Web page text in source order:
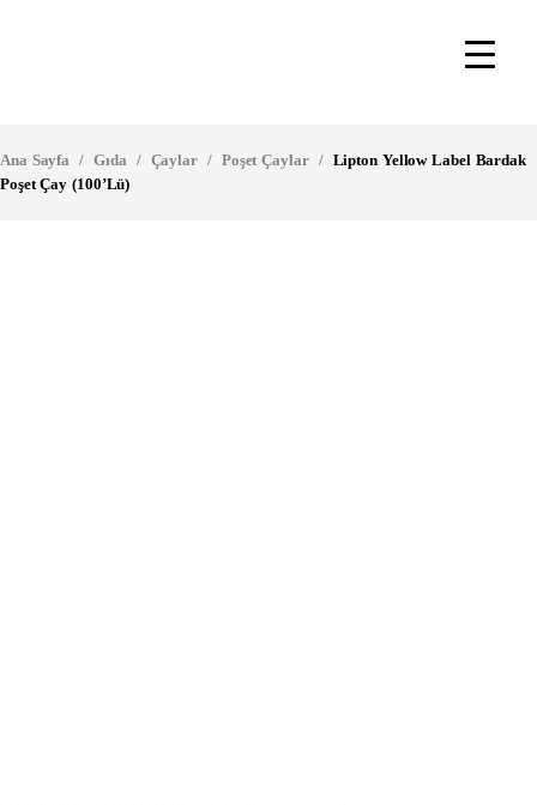
Ana Sayfa / Gıda / Çaylar / Poşet Çaylar / Lipton Yellow Label Bardak
Poşet Çay (100’lü)